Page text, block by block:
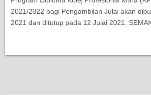
2021/2022 bagi Pengambilan Julai akan
2021 dan ditutup pada 12 Julai 2021.